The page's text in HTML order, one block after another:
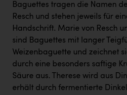
Baguettes tragen die Namen
Resch und stehen jeweils für
Handschrift. Marie von Resch
sind Baguettes mit langer
Weizenbaguette und zeichnet
durch eine besonders saftige
Säure aus. Therese wird aus
erhält durch fermentierte